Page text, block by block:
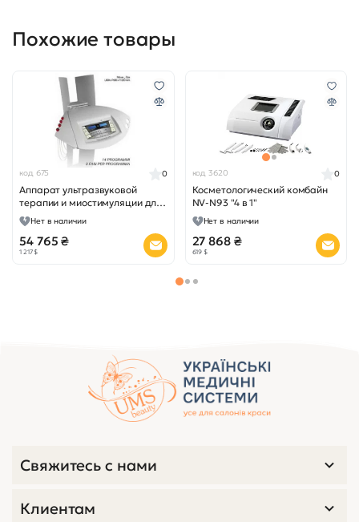
Похожие товары
код 675
Аппарат ультразвуковой
терапии и миостимуляции для
лица Xilia Dual Face
0
Нет в наличии
54 765 ₴
1 217 $
код 3620
Косметологический комбайн
NV-N93 "4 в 1"
0
Нет в наличии
27 868 ₴
619 $
Свяжитесь с нами
Клиентам